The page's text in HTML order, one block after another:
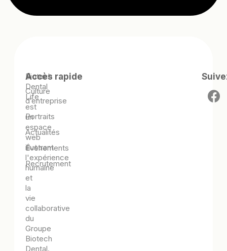
Biotech
Dental
Life
est
un
espace
web
illustrant
l'expérience
humaine
et
la
vie
collaborative
du
Groupe
Biotech
Dental.
Accès rapide
Culture
d’entreprise
Portraits
Actualités
Évènements
Recrutement